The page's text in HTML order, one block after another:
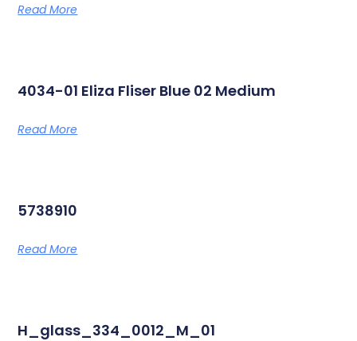
Read More
4034-01 Eliza Fliser Blue 02 Medium
Read More
5738910
Read More
H_glass_334_0012_M_01